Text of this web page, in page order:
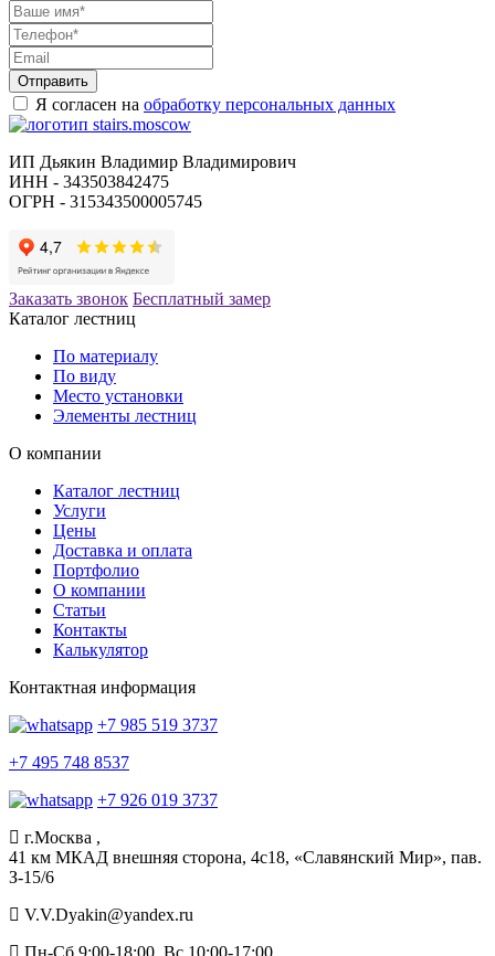
Отправить
Я согласен на обработку персональных данных
ИП Дьякин Владимир Владимирович
ИНН - 343503842475
ОГРН - 315343500005745
Заказать звонок Бесплатный замер
Каталог лестниц
По материалу
По виду
Место установки
Элементы лестниц
О компании
Каталог лестниц
Услуги
Цены
Доставка и оплата
Портфолио
О компании
Статьи
Контакты
Калькулятор
Контактная информация
+7 985 519 3737
+7 495 748 8537
+7 926 019 3737
г.Москва ,
41 км МКАД внешняя сторона, 4c18, «Славянский Мир», пав.
З-15/6
V.V.Dyakin@yandex.ru
Пн-Сб 9:00-18:00, Вс 10:00-17:00.